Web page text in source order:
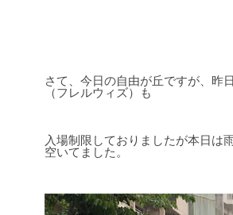
さて、今日の自由が丘ですが、昨
（フレルウィズ）も
入場制限しておりましたが本日は
空いてました。